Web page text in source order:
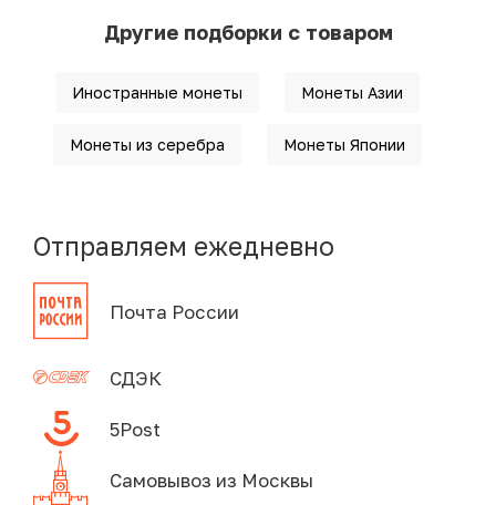
Другие подборки с товаром
Иностранные монеты Монеты Азии
Монеты из серебра Монеты Японии
Отправляем ежедневно
Почта России
СДЭК
5Post
Самовывоз из Москвы